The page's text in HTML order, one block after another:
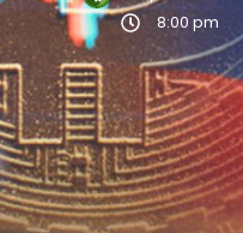
8:00 pm